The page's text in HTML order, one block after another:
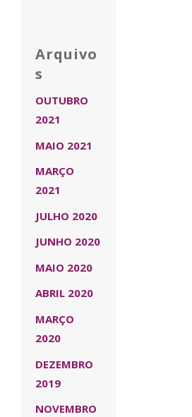
Arquivo
s
OUTUBRO
2021
MAIO 2021
MARÇO
2021
JULHO 2020
JUNHO 2020
MAIO 2020
ABRIL 2020
MARÇO
2020
DEZEMBRO
2019
NOVEMBRO